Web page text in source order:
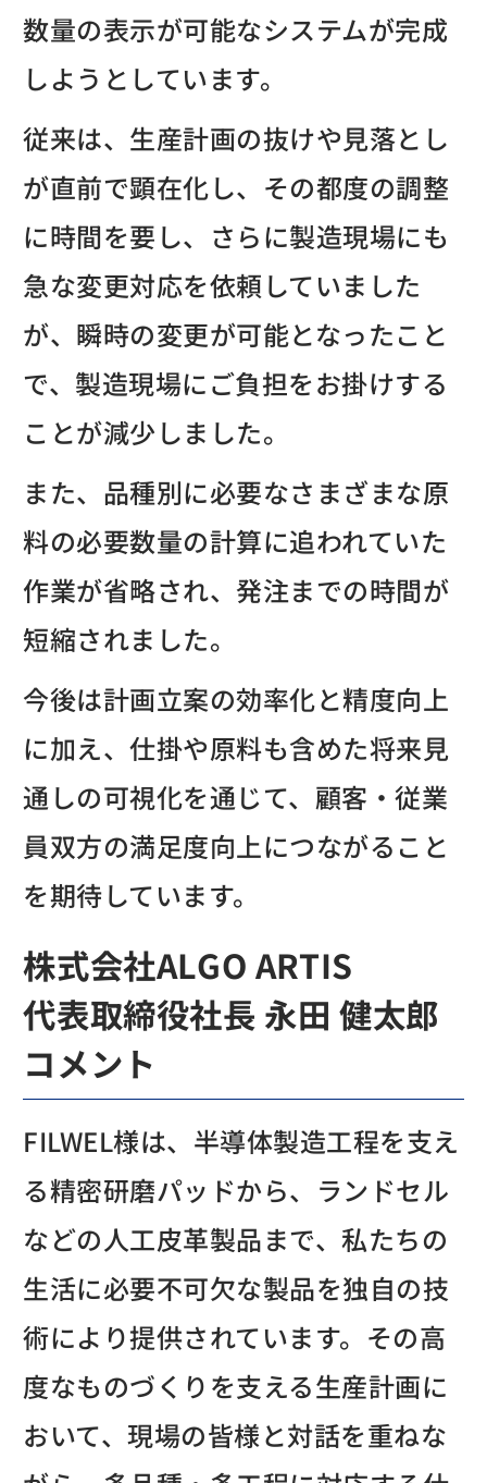
数量の表示が可能なシステムが完成
しようとしています。
従来は、生産計画の抜けや見落とし
が直前で顕在化し、その都度の調整
に時間を要し、さらに製造現場にも
急な変更対応を依頼していました
が、瞬時の変更が可能となったこと
で、製造現場にご負担をお掛けする
ことが減少しました。
また、品種別に必要なさまざまな原
料の必要数量の計算に追われていた
作業が省略され、発注までの時間が
短縮されました。
今後は計画立案の効率化と精度向上
に加え、仕掛や原料も含めた将来見
通しの可視化を通じて、顧客・従業
員双方の満足度向上につながること
を期待しています。
株式会社ALGO ARTIS
代表取締役社長 永田 健太郎
コメント
FILWEL様は、半導体製造工程を支え
る精密研磨パッドから、ランドセル
などの人工皮革製品まで、私たちの
生活に必要不可欠な製品を独自の技
術により提供されています。その高
度なものづくりを支える生産計画に
おいて、現場の皆様と対話を重ねな